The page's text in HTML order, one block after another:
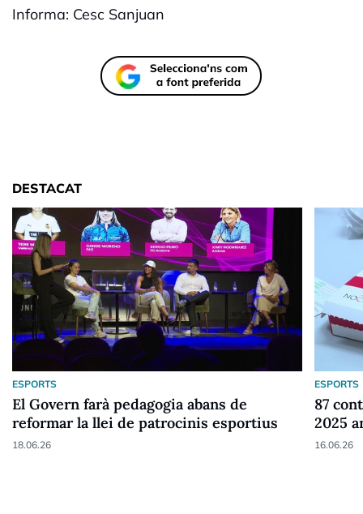
Informa: Cesc Sanjuan
DESTACAT
ESPORTS
El Govern farà pedagogia abans de
reformar la llei de patrocinis esportius
18.06.26
ESPORTS
87
2025
16.06.26